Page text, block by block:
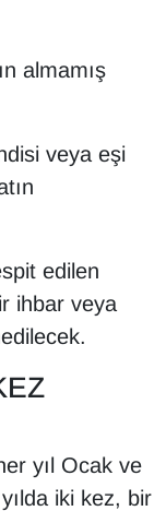
almamış
veya eşi
edilen
ihbar veya
yıl Ocak ve
iki kez, bir